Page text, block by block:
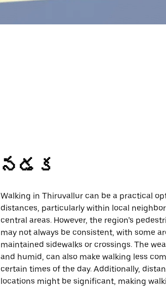
నడక
Walking in Thiruvallur can be a practical
distances, particularly within local
central areas. However, the region’s
may not always be consistent, with some
maintained sidewalks or crossings. The
and humid, can also make walking less
certain times of the day. Additionally,
locations might be significant, making